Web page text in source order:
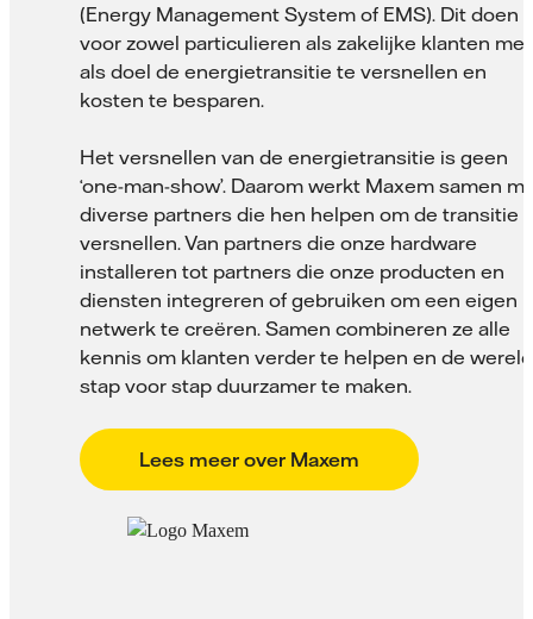
(Energy Management Systemof EMS). Dit doen
voor zowel particulieren als zakelijke klanten met
als doel de energietransitie te versnellen en
kosten te besparen.
Het versnellen van de energietransitie is geen
‘one-man-show’. Daarom werkt Maxem samen
diverse partners die hen helpen om de transitie
versnellen. Van partners die onze hardware
installeren tot partners die onze producten en
diensten integreren of gebruiken om een eigen
netwerk te creëren. Samen combineren ze alle
kennis om klanten verder te helpen en de wereld
stap voor stap duurzamer te maken.
Lees meer over Maxem